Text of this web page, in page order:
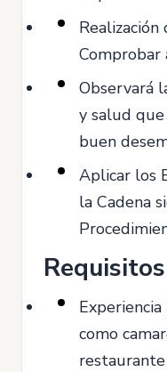
Comprobar
Observará
y salud
buen
Aplicar los
la Cadena
como